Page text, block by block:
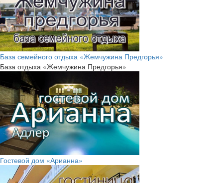
База семейного отдыха «Жемчужина Предгорья»
База отдыха «Жемчужина Предгорья»
Гостевой дом «Арианна»